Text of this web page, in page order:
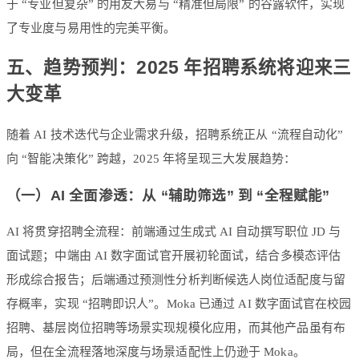
于 “专业但复杂” 的用友大易与 “精准但局限” 的谷露软件，实现
了专业度与易用性的完美平衡。
五、趋势预判：2025 年招聘系统将迎来三
大变革
随着 AI 技术迭代与企业需求升级，招聘系统正从 “流程自动化”
向 “智能决策化” 跨越，2025 年将呈现三大发展趋势：
（一）AI 全面渗透：从 “辅助筛选” 到 “全程赋能”
AI 将贯穿招聘全流程：前端通过生成式 AI 自动撰写职位 JD 与
面试题；中端由 AI 数字面试官开展初轮面试，结合多模态评估
形成综合报告；后端通过预测性分析判断候选人岗位适配度与留
存概率，实现 “招聘即识人”。Moka 已通过 AI 数字面试官在校园
招聘、基层岗位招聘等场景实现规模化应用，而其他产品虽有布
局，但在全流程落地深度与场景适配性上仍逊于 Moka。